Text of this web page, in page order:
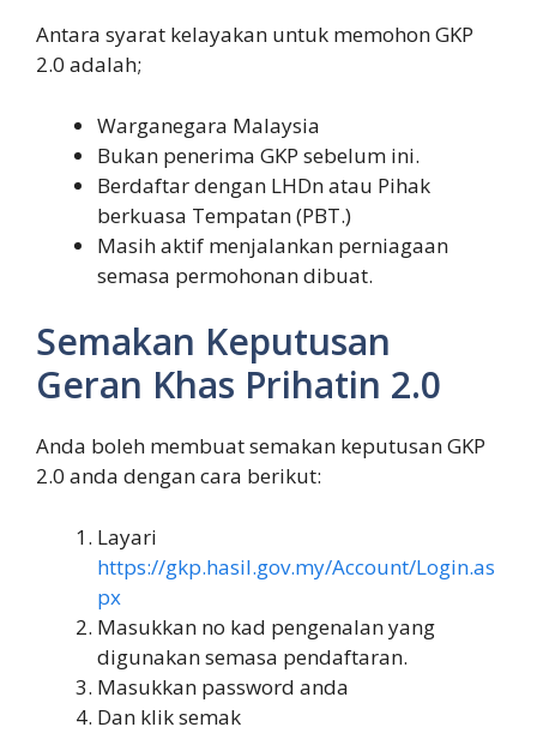
Antara syarat kelayakan untuk memohon GKP
2.0 adalah;
Warganegara Malaysia
Bukan penerima GKP sebelum ini.
Berdaftar dengan LHDn atau Pihak
berkuasa Tempatan (PBT.)
Masih aktif menjalankan perniagaan
semasa permohonan dibuat.
Semakan Keputusan
Geran Khas Prihatin 2.0
Anda boleh membuat semakan keputusan GKP
2.0 anda dengan cara berikut:
Layari
https://gkp.hasil.gov.my/Account/Login.as
px
Masukkan no kad pengenalan yang
digunakan semasa pendaftaran.
Masukkan password anda
Dan klik semak